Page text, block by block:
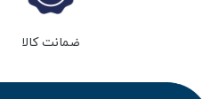
ضمانت کالا